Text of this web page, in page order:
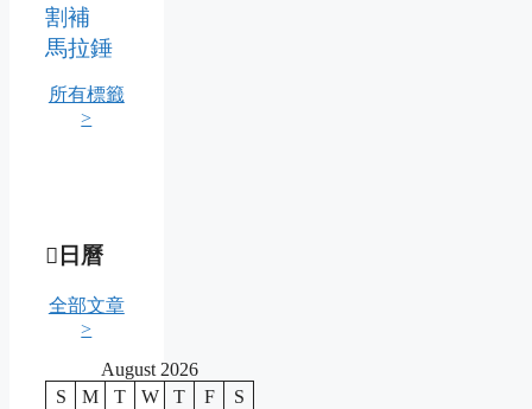
割補
馬拉錘
所有標籤
>
日曆
全部文章
>
August 2026
S
M T W T F S